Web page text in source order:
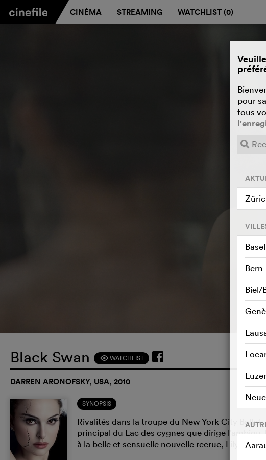
CINÉMA STREAMING WATCHLIST (0)
Black Swan F WATCHLIST
DARREN ARONOFSKY, USA, 2010
SYNOPSIS
Rivalités dans la troupe du New York City
principal du Lac des cygnes que dirige
à la belle et sensuelle nouvelle recrue, Lily...
pour
tous
Basel
Bern
Biel/